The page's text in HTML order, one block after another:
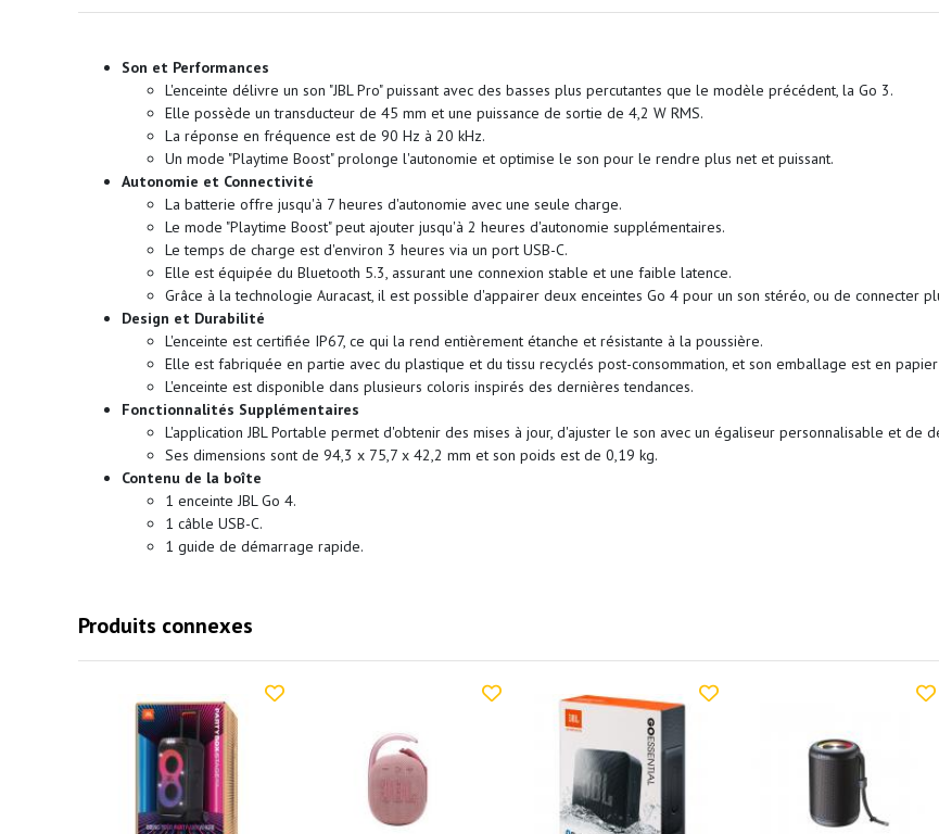
Son et Performances
L'enceinte délivre un son "JBL Pro" puissant avec des basses plus percutantes que le modèle précédent, la Go 3.
Elle possède un transducteur de 45 mm et une puissance de sortie de 4,2 W RMS.
La réponse en fréquence est de 90 Hz à 20 kHz.
Un mode "Playtime Boost" prolonge l'autonomie et optimise le son pour le rendre plus net et puissant.
Autonomie et Connectivité
La batterie offre jusqu'à 7 heures d'autonomie avec une seule charge.
Le mode "Playtime Boost" peut ajouter jusqu'à 2 heures d'autonomie supplémentaires.
Le temps de charge est d'environ 3 heures via un port USB-C.
Elle est équipée du Bluetooth 5.3, assurant une connexion stable et une faible latence.
Grâce à la technologie Auracast, il est possible d'appairer deux enceintes Go 4 pour un son stéréo, ou de connecter
Design et Durabilité
L'enceinte est certifiée IP67, ce qui la rend entièrement étanche et résistante à la poussière.
Elle est fabriquée en partie avec du plastique et du tissu recyclés post-consommation, et son emballage est en
L'enceinte est disponible dans plusieurs coloris inspirés des dernières tendances.
Fonctionnalités Supplémentaires
L'application JBL Portable permet d'obtenir des mises à jour, d'ajuster le son avec un égaliseur personnalisable et de
Ses dimensions sont de 94,3 x 75,7 x 42,2 mm et son poids est de 0,19 kg.
Contenu de la boîte
1 enceinte JBL Go 4.
1 câble USB-C.
1 guide de démarrage rapide.
Produits connexes